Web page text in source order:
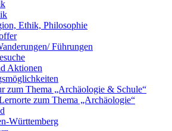
Ethik, Philosophie
Führungen
Aktionen
zum Thema „Archäologie & Schule“
zum Thema „Archäologie“
Württemberg